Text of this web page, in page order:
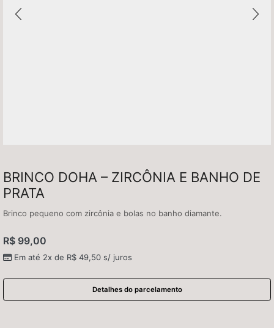
BRINCO DOHA – ZIRCÔNIA E BANHO DE
PRATA
Brinco pequeno com zircônia e bolas no banho diamante.
R$ 99,00
Em até 2x de R$ 49,50 s/ juros
Detalhes do parcelamento